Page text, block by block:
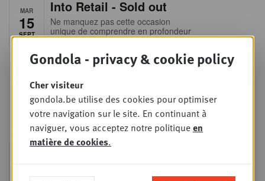
MAR
15
SEPT
Into Retail - Sold out
Ne manquez pas cette occasion
unique de comprendre en profondeur
le paysage du retail belge. Dans cette
découvrirez les stratégies des
principaux retailers alimentaires,
des shoppers et recueillerez des
insights indispensables dans un
secteur en plein
SEPT
Sales & nego Summit
Gondola - privacy & cookie policy
Cher visiteur
gondola.be utilise des cookies pour optimiser
votre navigation sur le site. En continuant à
naviguer, vous acceptez notre politiqueen
matière de cookies.